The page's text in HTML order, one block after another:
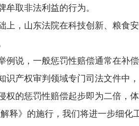
牟取非法利益的行为。
，山东法院在科技创新、粮食安
说，一般惩罚性赔偿通常在补偿
识产权审判领域专门司法文件中
权的惩罚性赔偿起步即为二倍，
》的施行，我们将进一步细化